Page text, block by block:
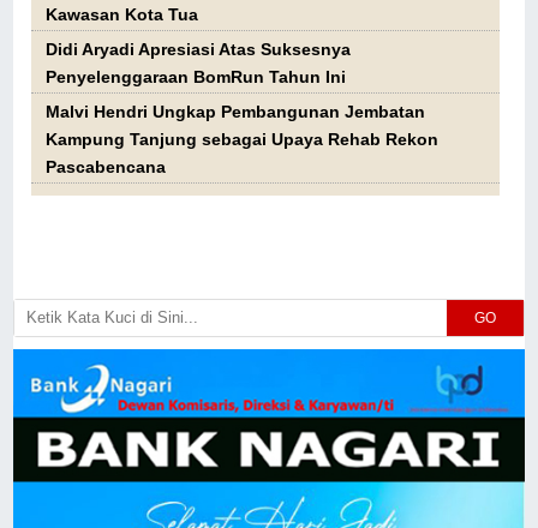
Kawasan Kota Tua
Didi Aryadi Apresiasi Atas Suksesnya
Penyelenggaraan BomRun Tahun Ini
Malvi Hendri Ungkap Pembangunan Jembatan
Kampung Tanjung sebagai Upaya Rehab Rekon
Pascabencana
GO